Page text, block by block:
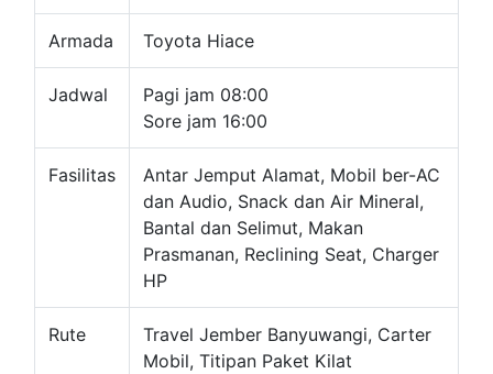
Armada Toyota Hiace
Jadwal
Pagi jam 08:00
Sore jam 16:00
Fasilitas
Antar Jemput Alamat, Mobil ber-AC
dan Audio, Snack dan Air Mineral,
Bantal dan Selimut, Makan
Prasmanan, Reclining Seat, Charger
HP
Rute
Travel Jember Banyuwangi, Carter
Mobil, Titipan Paket Kilat